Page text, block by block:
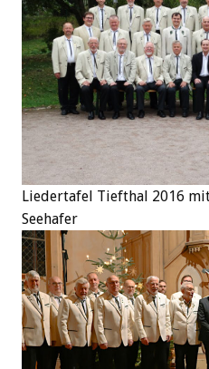
Liedertafel Tiefthal 2016
Seehafer